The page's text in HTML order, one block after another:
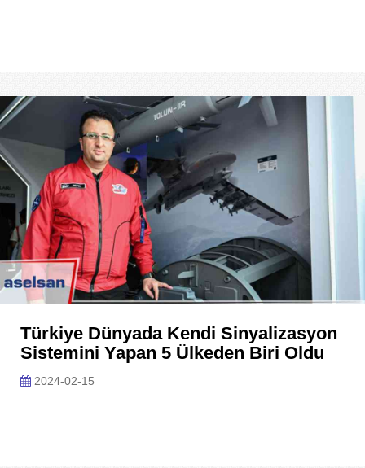
Türkiye Dünyada Kendi Sinyalizasyon
Sistemini Yapan 5 Ülkeden Biri Oldu
2024-02-15